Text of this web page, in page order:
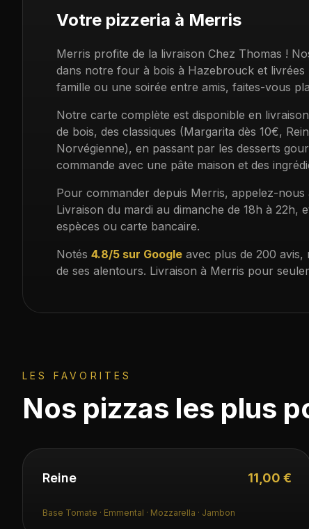
Votre pizzeria à Merris
Merris profite de la livraison Chez Thomas !
dans notre four à bois à Hazebrouck et
famille ou une soirée entre amis, faites-vous
Notre carte complète est disponible en
de bois, des classiques (Margarita dès 10€,
Norvégienne), en passant par les desserts
commande avec une pâte maison et des
Pour commander depuis Merris, appelez-nous
Livraison du mardi au dimanche de 18h à 22h,
espèces ou carte bancaire.
Notés 4.8/5 sur Google avec plus de 200
de ses alentours. Livraison à Merris pour
LES FAVORITES
Nos pizzas les plus
Reine 11,00 €
Base Tomate · Emmental · Mozzarella · Jambon